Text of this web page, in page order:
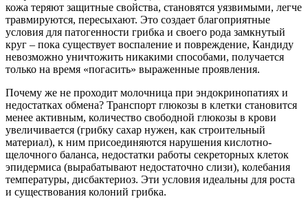
кожа теряют защитные свойства, становятся уязвимыми, легче
травмируются, пересыхают. Это создает благоприятные
условия для патогенности грибка и своего рода замкнутый
круг – пока существует воспаление и повреждение, Кандиду
невозможно уничтожить никакими способами, получается
только на время «погасить» выраженные проявления.
Почему же не проходит молочница при эндокринопатиях и
недостатках обмена? Транспорт глюкозы в клетки становится
менее активным, количество свободной глюкозы в крови
увеличивается (грибку сахар нужен, как строительный
материал), к ним присоединяются нарушения кислотно-
щелочного баланса, недостатки работы секреторных клеток
эпидермиса (вырабатывают недостаточно слизи), колебания
температуры, дисбактериоз. Эти условия идеальны для роста
и существования колоний грибка.